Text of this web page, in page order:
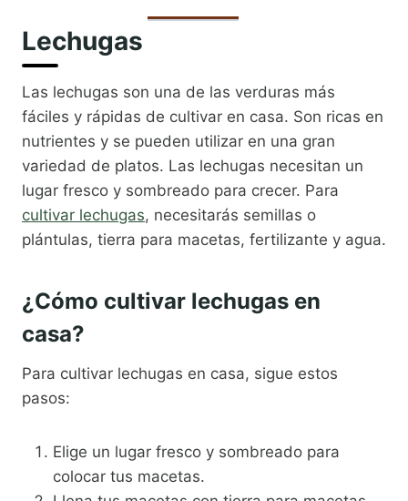
Lechugas
Las lechugas son una de las verduras más
fáciles y rápidas de cultivar en casa. Son ricas en
nutrientes y se pueden utilizar en una gran
variedad de platos. Las lechugas necesitan un
lugar fresco y sombreado para crecer. Para
cultivar lechugas, necesitarás semillas o
plántulas, tierra para macetas, fertilizante y agua.
¿Cómo cultivar lechugas en
casa?
Para cultivar lechugas en casa, sigue estos
pasos:
Elige un lugar fresco y sombreado para
colocar tus macetas.